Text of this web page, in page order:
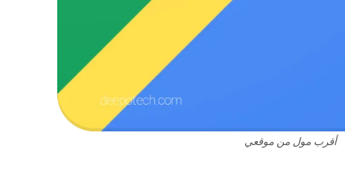
أقرب مول من موقعي